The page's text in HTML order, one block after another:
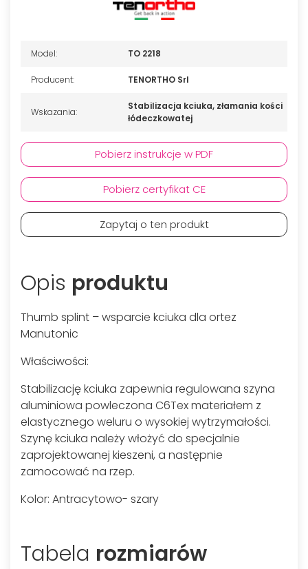
Model: TO 2218
Producent: TENORTHO Srl
Wskazania:
Stabilizacja kciuka, złamania kości
łódeczkowatej
Pobierz instrukcje w PDF
Pobierz certyfikat CE
Zapytaj o ten produkt
Opis produktu
Thumb splint – wsparcie kciuka dla ortez
Manutonic
Właściwości:
Stabilizację kciuka zapewnia regulowana szyna
aluminiowa powleczona C6Tex materiałem z
elastycznego weluru o wysokiej wytrzymałości.
Szynę kciuka należy włożyć do specjalnie
zaprojektowanej kieszeni, a następnie
zamocować na rzep.
Kolor: Antracytowo- szary
Tabela rozmiarów